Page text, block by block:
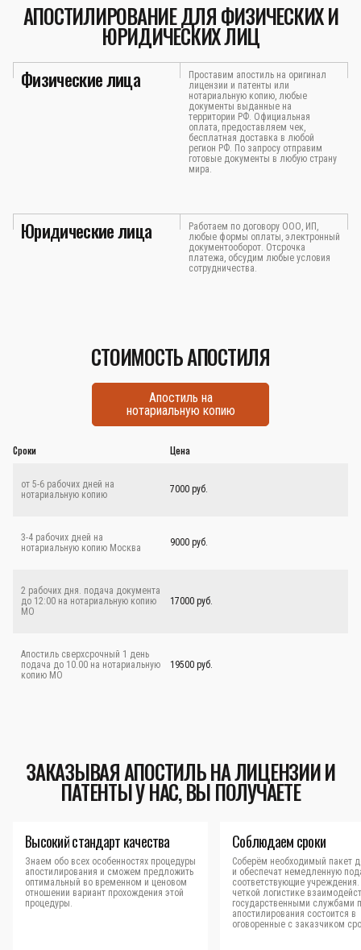
АПОСТИЛИРОВАНИЕ ДЛЯ ФИЗИЧЕСКИХ И
ЮРИДИЧЕСКИХ ЛИЦ
Физические лица
Проставим апостиль на оригинал
лицензии и патенты или
нотариальную копию, любые
документы выданные на
территории РФ. Официальная
оплата, предоставляем чек,
бесплатная доставка в любой
регион РФ. По запросу отправим
готовые документы в любую страну
мира.
Юридические лица
Работаем по договору ООО, ИП,
любые формы оплаты, электронный
документооборот. Отсрочка
платежа, обсудим любые условия
сотрудничества.
СТОИМОСТЬ АПОСТИЛЯ
Апостиль на
нотариальную копию
Сроки Цена
от 5-6 рабочих дней на
нотариальную копию
7000 руб.
3-4 рабочих дней на
нотариальную копию Москва
9000 руб.
2 рабочих дня. подача документа
до 12:00 на нотариальную копию
МО
17000 руб.
Апостиль сверхсрочный 1 день
подача до 10.00 на нотариальную
копию МО
19500 руб.
ЗАКАЗЫВАЯ АПОСТИЛЬ НА ЛИЦЕНЗИИ И
ПАТЕНТЫ У НАС, ВЫ ПОЛУЧАЕТЕ
Высокий стандарт качества
Знаем обо всех особенностях процедуры
апостилирования и сможем предложить
оптимальный во временном и ценовом
отношении вариант прохождения этой
процедуры.
Соблюдаем сроки
Соберём необходимый пакет
и обеспечат немедленную
соответствующие
четкой логистике
государственными службами
апостилирования состоится в
оговоренные с заказчиком